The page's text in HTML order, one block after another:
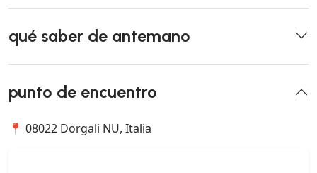
qué saber de antemano
punto de encuentro
📍 08022 Dorgali NU, Italia